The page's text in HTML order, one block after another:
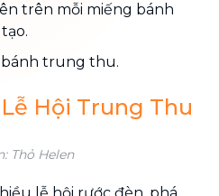
trên mỗi miếng bánh
bánh trung thu.
Hội Trung Thu
Thỏ Helen
lễ hội rước đèn, phá